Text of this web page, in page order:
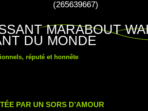
(265639667)
MARABOUT
DU MONDE
réputé et honnête
PAR UN SORS D’AMOUR